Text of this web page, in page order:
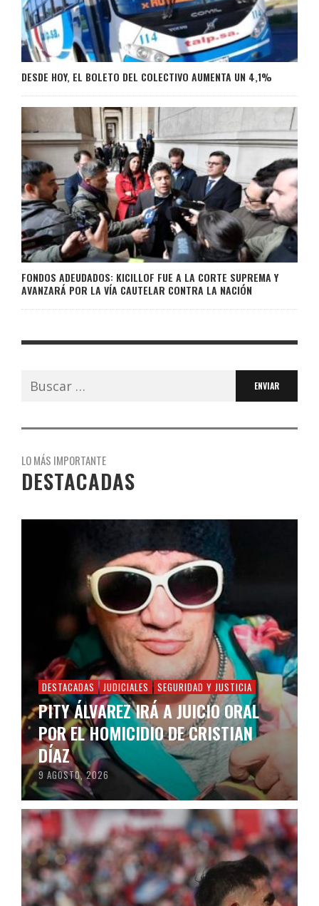
DESDE HOY, EL BOLETO DEL COLECTIVO AUMENTA UN 4,1%
FONDOS ADEUDADOS: KICILLOF FUE A LA CORTE SUPREMA Y
AVANZARÁ POR LA VÍA CAUTELAR CONTRA LA NACIÓN
Buscar:
LO MÁS IMPORTANTE
DESTACADAS
DESTACADAS JUDICIALES SEGURIDAD Y JUSTICIA
PITY ÁLVAREZ IRÁ A JUICIO ORAL
POR EL HOMICIDIO DE CRISTIAN
DÍAZ
9 AGOSTO, 2026